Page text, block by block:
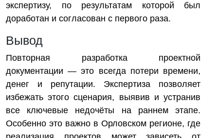
экспертизу, по результатам которой был
доработан и согласован с первого раза.
Вывод
Повторная разработка проектной
документации — это всегда потери времени,
денег и репутации. Экспертиза позволяет
избежать этого сценария, выявив и устранив
все ключевые недочёты на раннем этапе.
Особенно это важно в Орловском регионе, где